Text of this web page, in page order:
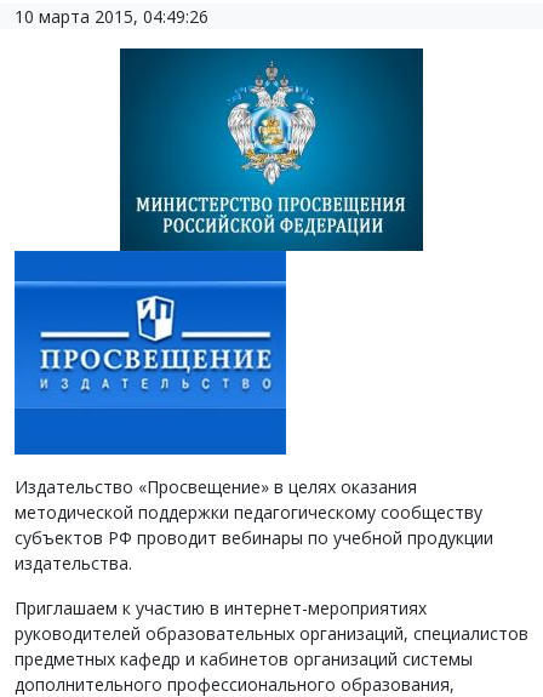
10 марта 2015, 04:49:26
Издательство «Просвещение» в целях оказания
методической поддержки педагогическому сообществу
субъектов РФ проводит вебинары по учебной продукции
издательства.
Приглашаем к участию в интернет-мероприятиях
руководителей образовательных организаций, специалистов
предметных кафедр и кабинетов организаций системы
дополнительного профессионального образования,